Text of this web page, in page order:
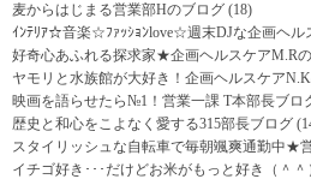
麦からはじまる営業部Hのブログ (18)
ｲﾝﾃﾘｱ☆音楽☆ﾌｧｯｼｮﾝlove☆週末DJな企画ヘル
好奇心あふれる探求家★企画ヘルスケアM.R
ヤモリと水族館が大好き！企画ヘルスケア
映画を語らせたら№1！営業一課 T本部長ブロ
歴史と和心をこよなく愛する315部長ブログ
スタイリッシュな自転車で毎朝颯爽通勤中★
イチゴ好き･･･だけどお米がもっと好き（＾